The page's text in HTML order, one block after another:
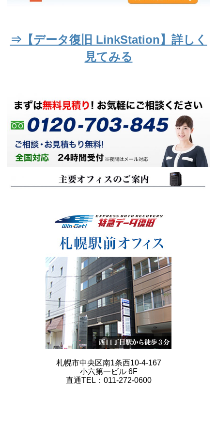
⇒【データ復旧 LinkStation】詳しく
見てみる
札幌市中央区南1条西10-4-167
小六第一ビル 6F
直通TEL：011-272-0600